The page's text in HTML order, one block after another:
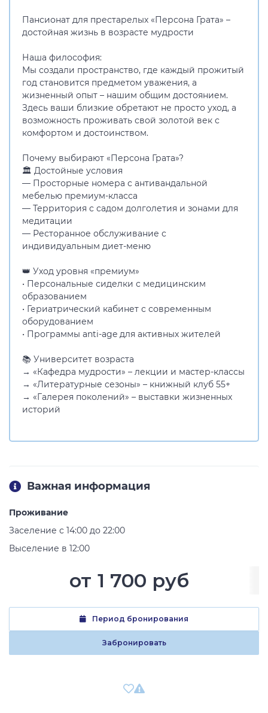
Пансионат для престарелых «Персона Грата» –
достойная жизнь в возрасте мудрости
Наша философия:
Мы создали пространство, где каждый прожитый
год становится предметом уважения, а
жизненный опыт – нашим общим достоянием.
Здесь ваши близкие обретают не просто уход, а
возможность проживать свой золотой век с
комфортом и достоинством.
Почему выбирают «Персона Грата»?
🏛️ Достойные условия
— Просторные номера с антивандальной
мебелью премиум-класса
— Территория с садом долголетия и зонами для
медитации
— Ресторанное обслуживание с
индивидуальным диет-меню
👑 Уход уровня «премиум»
• Персональные сиделки с медицинским
образованием
• Гериатрический кабинет с современным
оборудованием
• Программы anti-age для активных жителей
📚 Университет возраста
→ «Кафедра мудрости» – лекции и мастер-классы
→ «Литературные сезоны» – книжный клуб 55+
→ «Галерея поколений» – выставки жизненных
историй
от 1 700 руб
Период бронирования
Забронировать
Важная информация
Проживание
Заселение с 14:00 до 22:00
Выселение в 12:00